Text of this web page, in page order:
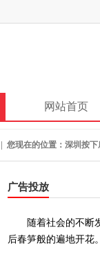
网站首页
| 您现在的位置： 深圳按下
广告投放
随着社会的不断发
后春笋般的遍地开花